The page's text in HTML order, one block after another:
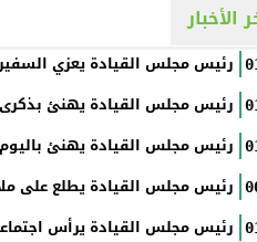
الأخبار
رئيس مجلس القيادة يعزي السفير
رئيس مجلس القيادة يهنئ بذكرى
رئيس مجلس القيادة يهنئ
رئيس مجلس القيادة يطلع على
رئيس مجلس القيادة يرأس